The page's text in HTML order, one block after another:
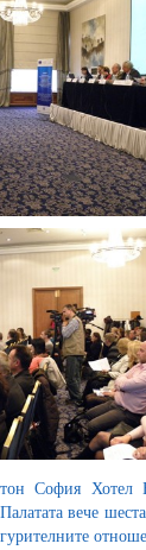
София Хотел
вече